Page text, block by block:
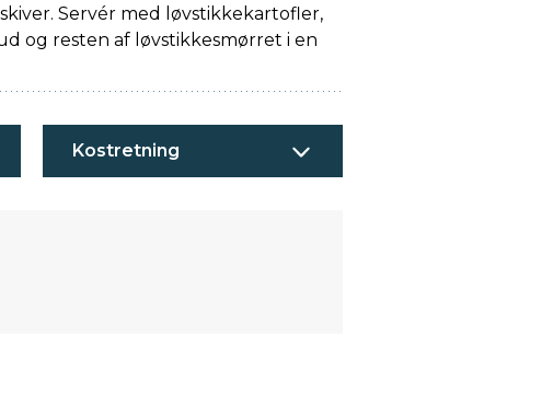
Servér med løvstikkekartofler,
og resten af løvstikkesmørret i en
Kostretning